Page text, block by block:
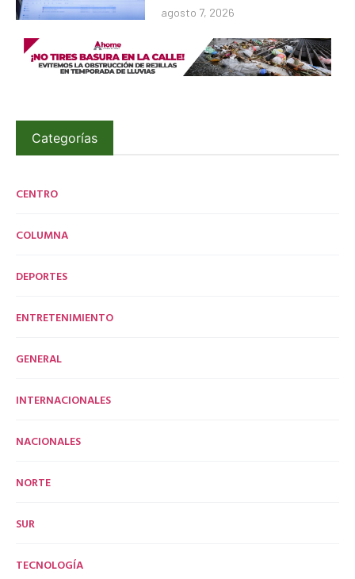
agosto 7, 2026
Categorías
CENTRO
COLUMNA
DEPORTES
ENTRETENIMIENTO
GENERAL
INTERNACIONALES
NACIONALES
NORTE
SUR
TECNOLOGÍA